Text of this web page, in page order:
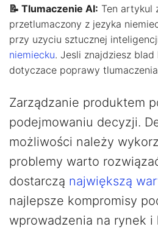
📝 Tlumaczenie AI: Ten artykul
przetlumaczony z jezyka
przy uzyciu sztucznej
niemiecku. Jesli znajdziesz
dotyczace poprawy
Zarządzanie produktem
podejmowaniu decyzji.
możliwości należy
problemy warto
dostarczą największą
najlepsze kompromisy
wprowadzenia na rynek